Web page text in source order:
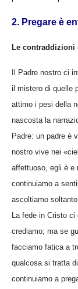
2. Pregare è
Le contraddizioni
Il Padre nostro ci
il mistero di quelle
attimo i pesi della
nascosta la
Padre: un padre è
nostro vive nei
affettuoso, egli è e
continuiamo a
ascoltiamo
La fede in Cristo
crediamo; ma se
facciamo fatica a
qualcosa si tratta
continuiamo a